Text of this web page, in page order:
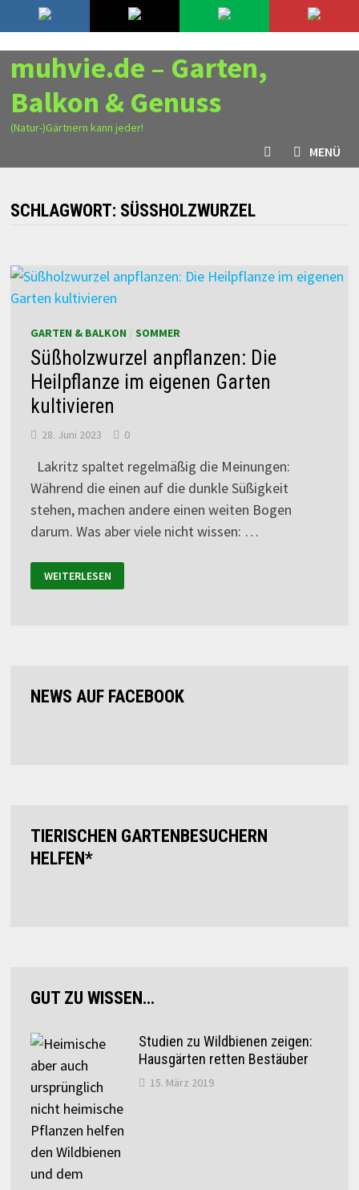
Zurück
zum
Inhalt
7. August 2026
muhvie.de – Garten,
Balkon & Genuss
(Natur-)Gärtnern kann jeder!
MENÜ
SCHLAGWORT: SÜSSHOLZWURZEL
GARTEN & BALKON SOMMER
Süßholzwurzel anpflanzen: Die
Heilpflanze im eigenen Garten
kultivieren
28. Juni 2023 0
Lakritz spaltet regelmäßig die Meinungen:
Während die einen auf die dunkle Süßigkeit
stehen, machen andere einen weiten Bogen
darum. Was aber viele nicht wissen: …
WEITERLESEN
NEWS AUF FACEBOOK
TIERISCHEN GARTENBESUCHERN
HELFEN*
GUT ZU WISSEN…
Studien zu Wildbienen zeigen:
Hausgärten retten Bestäuber
15. März 2019